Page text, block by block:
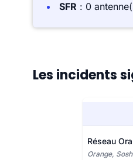
SFR : 0
Les incidents
Réseau
Orange, Sosh